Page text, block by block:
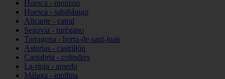
Huesca - monzón
Huesca - sabiñánigo
Alicante - catral
Segovia - turégano
Tarragona - horta-de-sant-joan
Asturias - castrillón
Cantabria - colindres
La-rioja - arnedo
Málaga - mollina